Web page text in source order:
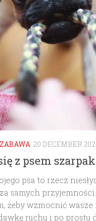
ZABAWA 20 DECEMBER
z psem
psa to rzecz
samych
żeby wzmocnić wasze
ruchu i po prostu